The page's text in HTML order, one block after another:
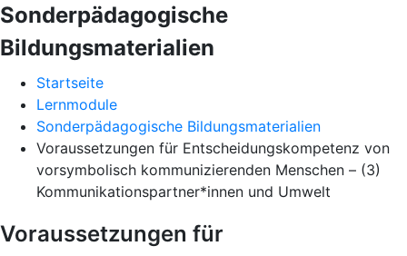
Sonderpädagogische
Bildungsmaterialien
Startseite
Lernmodule
Sonderpädagogische Bildungsmaterialien
Voraussetzungen für Entscheidungskompetenz von
vorsymbolisch kommunizierenden Menschen – (3)
Kommunikationspartner*innen und Umwelt
Voraussetzungen für